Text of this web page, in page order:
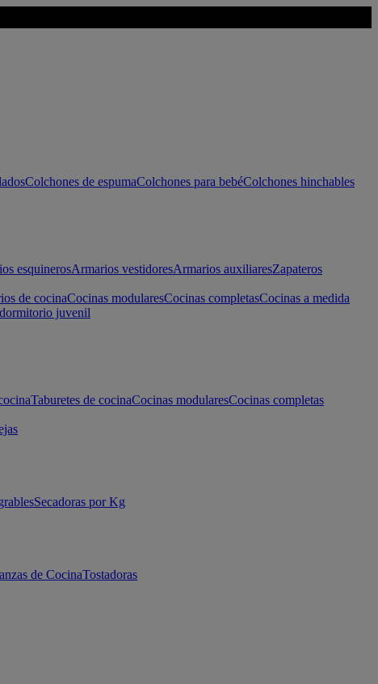
Colchones de espumaColchones para bebéColchones hinchables
esquinerosArmarios vestidoresArmarios auxiliaresZapateros
de cocinaCocinas modularesCocinas completasCocinas a medida
juvenil
Taburetes de cocinaCocinas modularesCocinas completas
Secadoras por Kg
de CocinaTostadoras